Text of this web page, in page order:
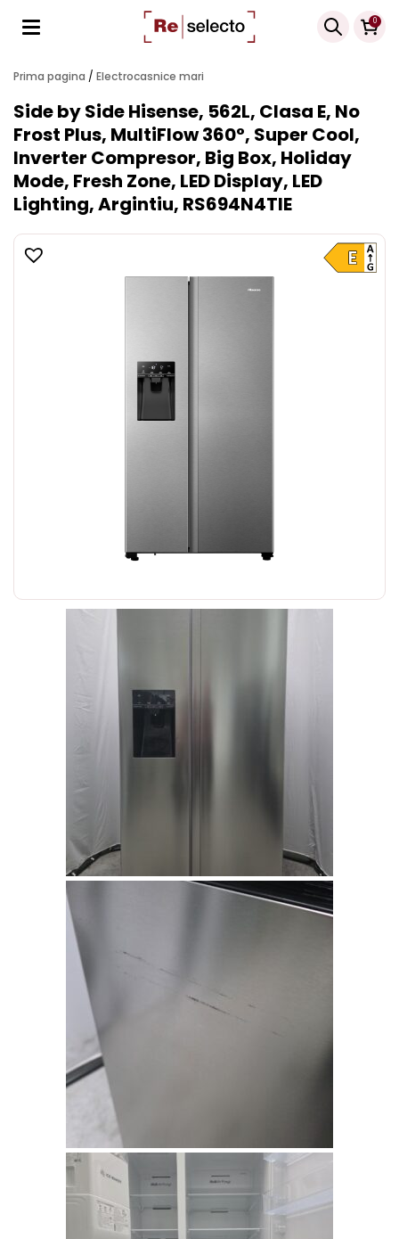
0
Products
search
Prima pagina / Electrocasnice mari
Side by Side Hisense, 562L, Clasa E, No
Frost Plus, MultiFlow 360°, Super Cool,
Inverter Compresor, Big Box, Holiday
Mode, Fresh Zone, LED Display, LED
Lighting, Argintiu, RS694N4TIE